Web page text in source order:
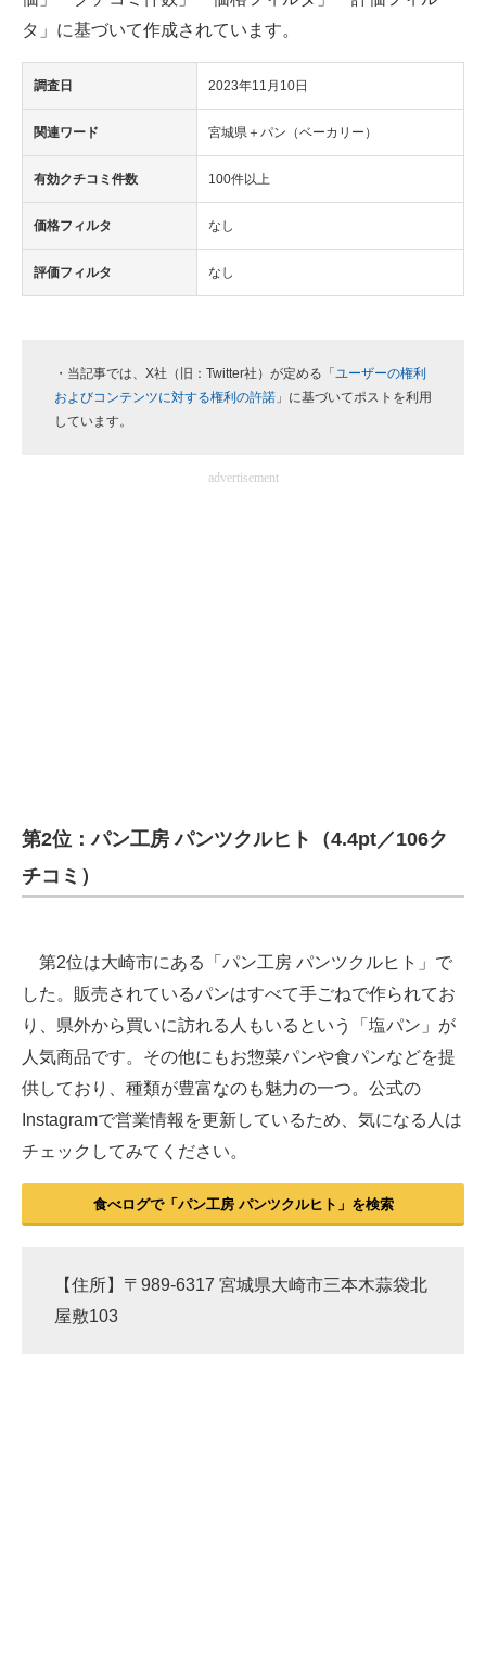
エネルギーの専門メディア
タ」に基づいて作成されています。
調査日 2023年11月10日
関連ワード 宮城県＋パン（ベーカリー）
有効クチコミ件数 100件以上
価格フィルタ なし
評価フィルタ なし
・当記事では、X社（旧：Twitter社）が定める「 ユーザーの権利
およびコンテンツに対する権利の許諾 」に基づいてポストを利用
しています。
advertisement
第2位：パン工房 パンツクルヒト（4.4pt／106ク
チコミ）
第2位は大崎市にある「パン工房 パンツクルヒト」で
した。販売されているパンはすべて手ごねで作られてお
り、県外から買いに訪れる人もいるという「塩パン」が
人気商品です。その他にもお惣菜パンや食パンなどを提
供しており、種類が豊富なのも魅力の一つ。公式の
Instagramで営業情報を更新しているため、気になる人は
チェックしてみてください。
食べログで「パン工房 パンツクルヒト」を検索
【住所】〒989-6317 宮城県大崎市三本木蒜袋北
屋敷103